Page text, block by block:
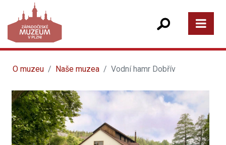
O muzeu Naše muzea Vodní hamr Dobřív